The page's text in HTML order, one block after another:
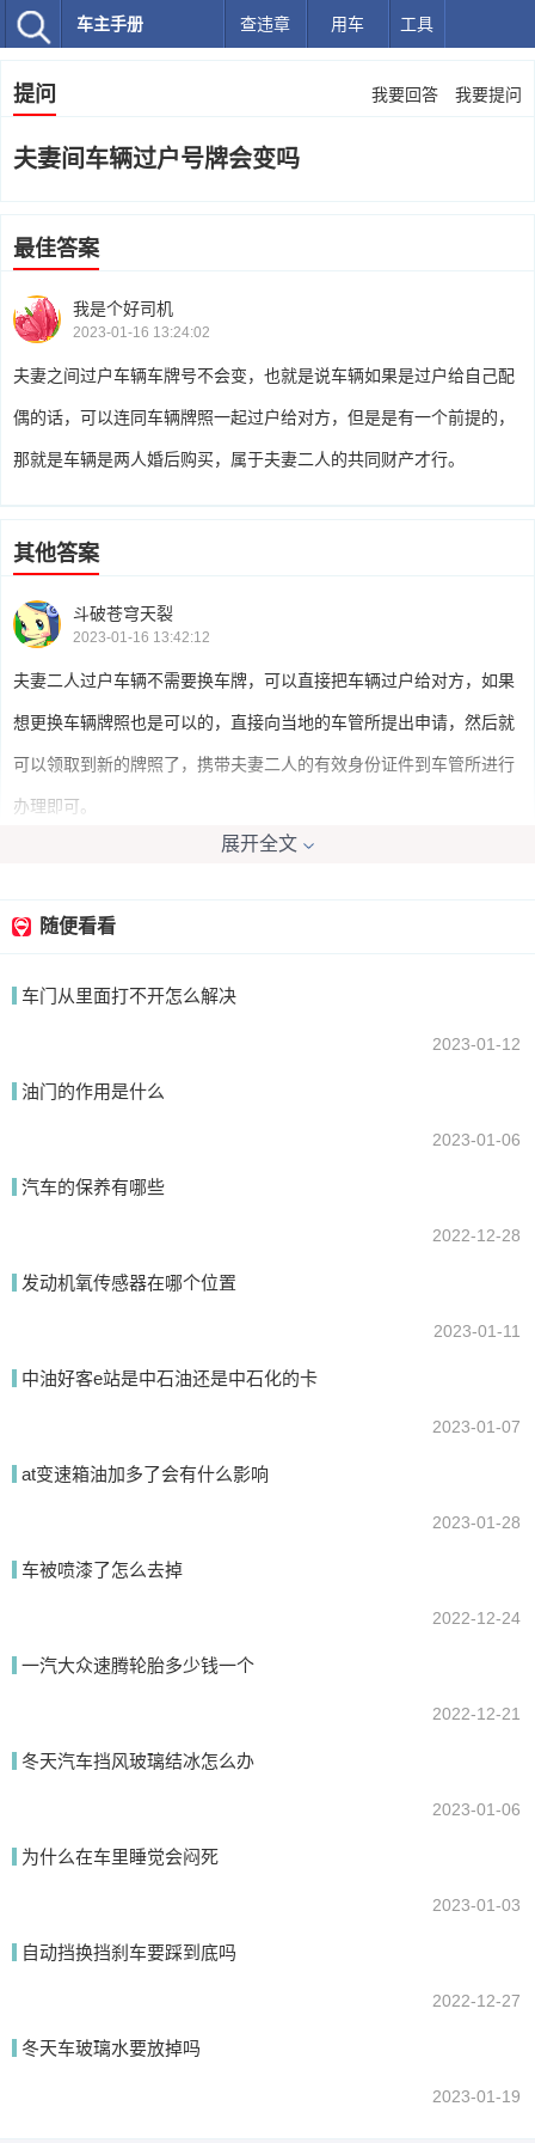
车主手册 查违章 用车 工具
提问 我要回答 我要提问
夫妻间车辆过户号牌会变吗
最佳答案
我是个好司机
2023-01-16 13:24:02
夫妻之间过户车辆车牌号不会变，也就是说车辆如果是过户给自己配
偶的话，可以连同车辆牌照一起过户给对方，但是是有一个前提的，
那就是车辆是两人婚后购买，属于夫妻二人的共同财产才行。
其他答案
斗破苍穹天裂
2023-01-16 13:42:12
夫妻二人过户车辆不需要换车牌，可以直接把车辆过户给对方，如果
想更换车辆牌照也是可以的，直接向当地的车管所提出申请，然后就
可以领取到新的牌照了，携带夫妻二人的有效身份证件到车管所进行
办理即可。
展开全文
随便看看
车门从里面打不开怎么解决
2023-01-12
油门的作用是什么
2023-01-06
汽车的保养有哪些
2022-12-28
发动机氧传感器在哪个位置
2023-01-11
中油好客e站是中石油还是中石化的卡
2023-01-07
at变速箱油加多了会有什么影响
2023-01-28
车被喷漆了怎么去掉
2022-12-24
一汽大众速腾轮胎多少钱一个
2022-12-21
冬天汽车挡风玻璃结冰怎么办
2023-01-06
为什么在车里睡觉会闷死
2023-01-03
自动挡换挡刹车要踩到底吗
2022-12-27
冬天车玻璃水要放掉吗
2023-01-19